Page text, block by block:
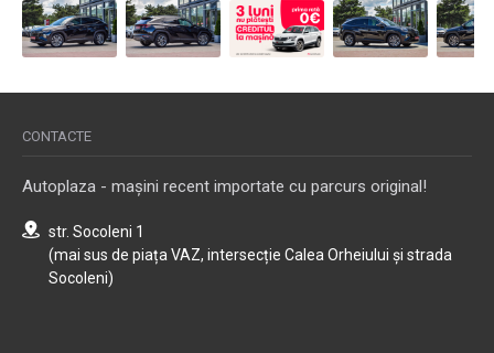
CONTACTE
Autoplaza - mașini recent importate cu parcurs original!
str. Socoleni 1
(mai sus de piața VAZ, intersecție Calea Orheiului și strada
Socoleni)